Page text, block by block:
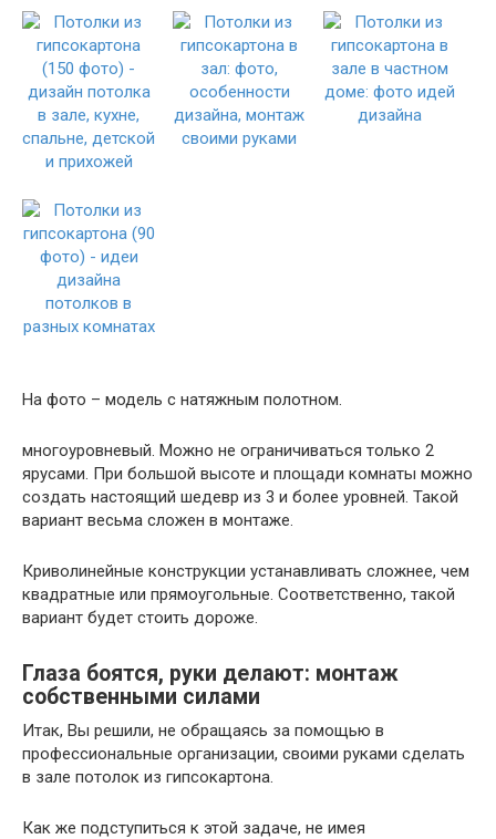
На фото – модель с натяжным полотном.
многоуровневый. Можно не ограничиваться только 2
ярусами. При большой высоте и площади комнаты можно
создать настоящий шедевр из 3 и более уровней. Такой
вариант весьма сложен в монтаже.
Криволинейные конструкции устанавливать сложнее, чем
квадратные или прямоугольные. Соответственно, такой
вариант будет стоить дороже.
Глаза боятся, руки делают: монтаж
собственными силами
Итак, Вы решили, не обращаясь за помощью в
профессиональные организации, своими руками сделать
в зале потолок из гипсокартона.
Как же подступиться к этой задаче, не имея